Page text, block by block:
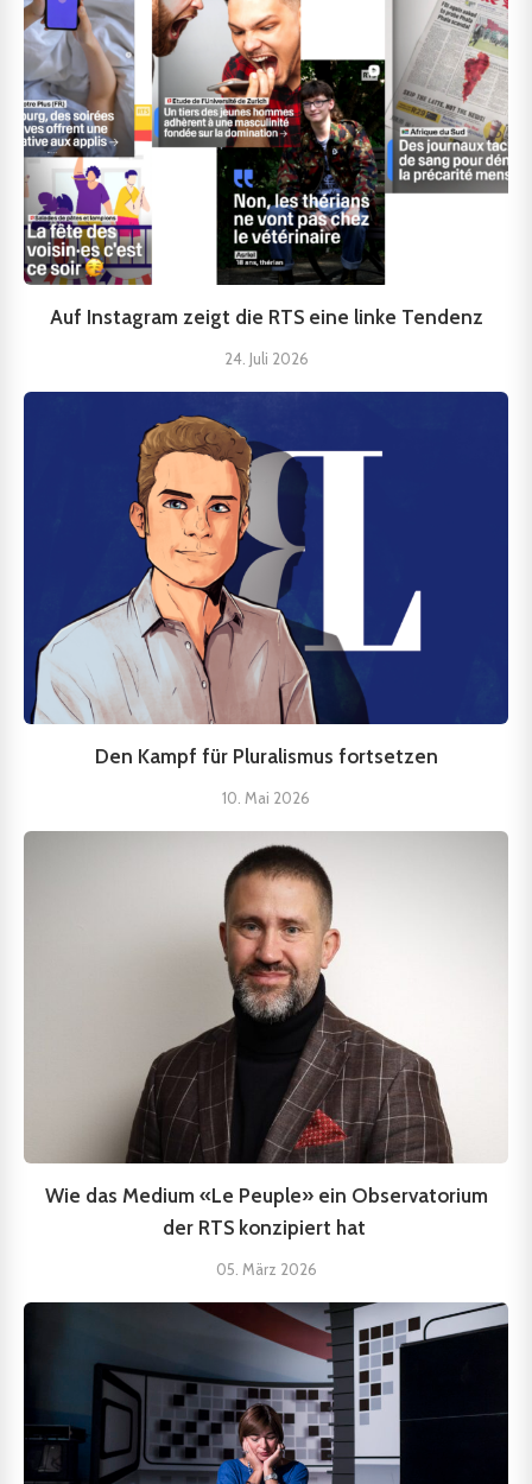
Auf Instagram zeigt die RTS eine linke Tendenz
24. Juli 2026
Den Kampf für Pluralismus fortsetzen
10. Mai 2026
Wie das Medium «Le Peuple» ein Observatorium
der RTS konzipiert hat
05. März 2026